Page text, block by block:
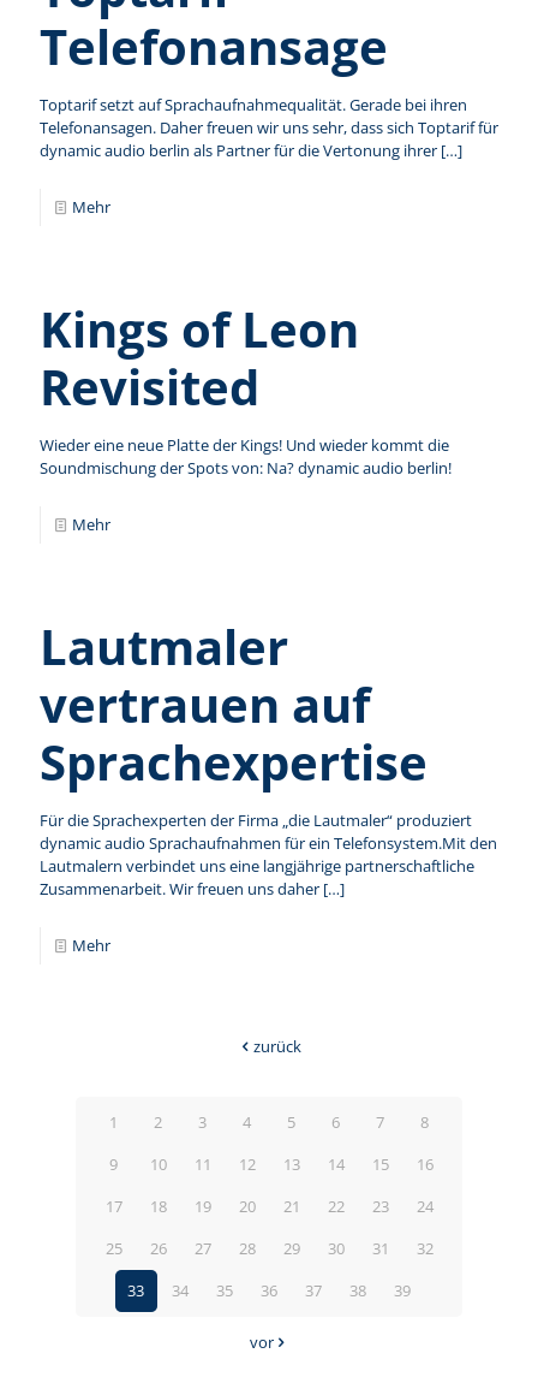
Telefonansage
Toptarif setzt auf Sprachaufnahmequalität. Gerade bei ihren
Telefonansagen. Daher freuen wir uns sehr, dass sich Toptarif für
dynamic audio berlin als Partner für die Vertonung ihrer […]
Mehr
Kings of Leon
Revisited
Wieder eine neue Platte der Kings! Und wieder kommt die
Soundmischung der Spots von: Na? dynamic audio berlin!
Mehr
Lautmaler
vertrauen auf
Sprachexpertise
Für die Sprachexperten der Firma „die Lautmaler“ produziert
dynamic audio Sprachaufnahmen für ein Telefonsystem.Mit den
Lautmalern verbindet uns eine langjährige partnerschaftliche
Zusammenarbeit. Wir freuen uns daher […]
Mehr
zurück
1 2 3 4 5 6 7
8
9
10 11 12 13 14 15
16
17
18 19 20 21 22 23
24
25
26 27 28 29 30 31
32
33
34 35 36 37 38 39
vor